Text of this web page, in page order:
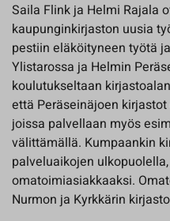
Saila Flink ja Helmi Rajala
kaupunginkirjaston uusia
pestiin eläköityneen työtä
Ylistarossa ja Helmin
koulutukseltaan
että Peräseinäjoen
joissa palvellaan myös
välittämällä. Kumpaankin
palveluaikojen
omatoimiasiakkaaksi.
Nurmon ja Kyrkkärin